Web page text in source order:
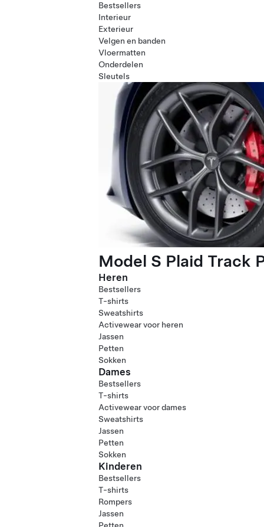
Bestsellers
Interieur
Exterieur
Velgen en banden
Vloermatten
Onderdelen
Sleutels
Model S Plaid Track
Heren
Bestsellers
T-shirts
Sweatshirts
Activewear voor heren
Jassen
Petten
Sokken
Dames
Bestsellers
T-shirts
Activewear voor dames
Sweatshirts
Jassen
Petten
Sokken
Kinderen
Bestsellers
T-shirts
Rompers
Jassen